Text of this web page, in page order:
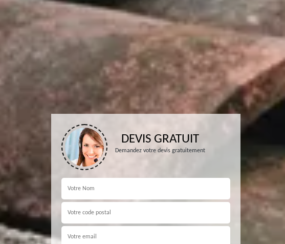
DEVIS GRATUIT
Demandez votre devis gratuitement